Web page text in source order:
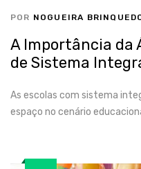
POR NOGUEIRA
A Importância da
de Sistema
As escolas com sistema
espaço no cenário